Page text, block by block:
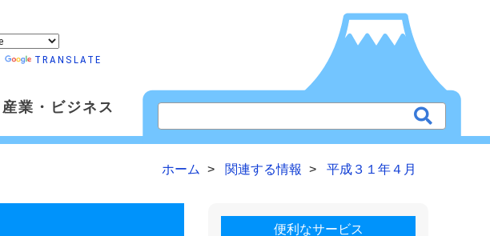
TRANSLATE
産業・ビジネス
ホーム 関連する情報 平成３１年４月
便利なサービス